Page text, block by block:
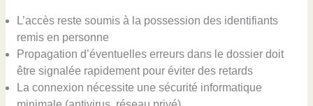
L’accès reste soumis à la possession des identifiants
remis en personne
Propagation d’éventuelles erreurs dans le dossier doit
être signalée rapidement pour éviter des retards
La connexion nécessite une sécurité informatique